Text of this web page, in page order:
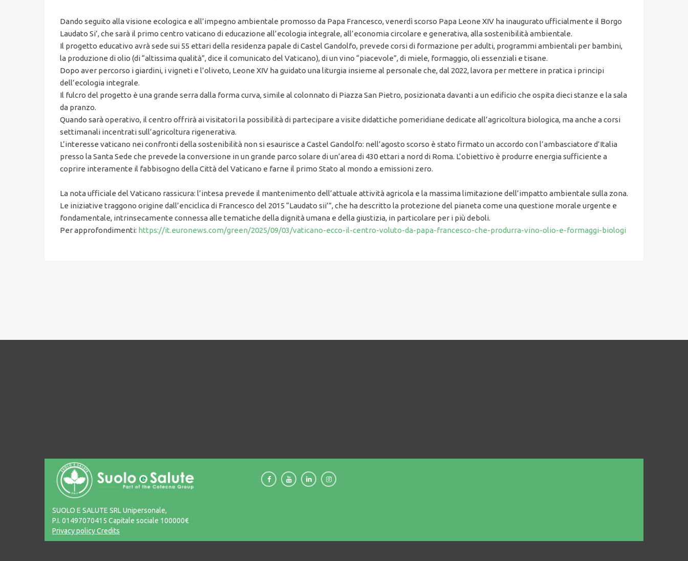
Dando seguito alla visione ecologica e all’impegno ambientale promosso da Papa Francesco, venerdì scorso Papa Leone XIV ha inaugurato ufficialmente il Borgo
Laudato Si’, che sarà il primo centro vaticano di educazione all’ecologia integrale, all’economia circolare e generativa, alla sostenibilità ambientale.
Il progetto educativo avrà sede sui 55 ettari della residenza papale di Castel Gandolfo, prevede corsi di formazione per adulti, programmi ambientali per bambini,
la produzione di olio (di “altissima qualità”, dice il comunicato del Vaticano), di un vino “piacevole”, di miele, formaggio, oli essenziali e tisane.
Dopo aver percorso i giardini, i vigneti e l’oliveto, Leone XIV ha guidato una liturgia insieme al personale che, dal 2022, lavora per mettere in pratica i principi
dell’ecologia integrale.
Il fulcro del progetto è una grande serra dalla forma curva, simile al colonnato di Piazza San Pietro, posizionata davanti a un edificio che ospita dieci stanze e la sala
da pranzo.
Quando sarà operativo, il centro offrirà ai visitatori la possibilità di partecipare a visite didattiche pomeridiane dedicate all’agricoltura biologica, ma anche a corsi
settimanali incentrati sull’agricoltura rigenerativa.
L’interesse vaticano nei confronti della sostenibilità non si esaurisce a Castel Gandolfo: nell’agosto scorso è stato firmato un accordo con l’ambasciatore d’Italia
presso la Santa Sede che prevede la conversione in un grande parco solare di un’area di 430 ettari a nord di Roma. L’obiettivo è produrre energia sufficiente a
coprire interamente il fabbisogno della Città del Vaticano e farne il primo Stato al mondo a emissioni zero.
La nota ufficiale del Vaticano rassicura: l’intesa prevede il mantenimento dell’attuale attività agricola e la massima limitazione dell’impatto ambientale sulla zona.
Le iniziative traggono origine dall’enciclica di Francesco del 2015 “Laudato sii’”, che ha descritto la protezione del pianeta come una questione morale urgente e
fondamentale, intrinsecamente connessa alle tematiche della dignità umana e della giustizia, in particolare per i più deboli.
Per approfondimenti: https://it.euronews.com/green/2025/09/03/vaticano-ecco-il-centro-voluto-da-papa-francesco-che-produrra-vino-olio-e-formaggi-biologi
SUOLO E SALUTE SRL Unipersonale,
P.I. 01497070415 Capitale sociale 100000€
Privacy policyCredits